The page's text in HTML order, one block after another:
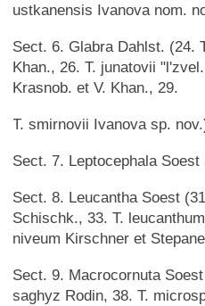
ustkanensis Ivanova nom.
Sect. 6. Glabra Dahlst. (24.
Khan., 26. T. junatovii
Krasnob. et V. Khan., 29.
Т. smirnovii Ivanova sp.
Sect. 7. Leptocephala
Sect. 8. Leucantha Soest
Schischk., 33. T.
niveum Kirschner et
Sect. 9. Macrocornuta
saghyz Rodin, 38. Т.